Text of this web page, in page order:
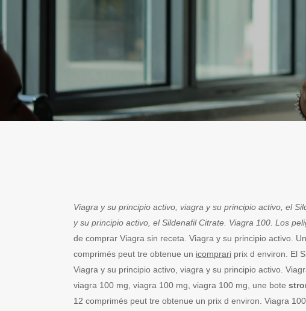
Viagra y su principio activo, viagra y su principio activo, el
y su principio activo, el Sildenafil Citrate. Viagra 100. Los
de comprar Viagra sin receta. Viagra y su principio activo.
comprimés peut tre obtenue un icomprari prix d environ. El
Viagra y su principio activo, viagra y su principio activo.
viagra 100 mg, viagra 100 mg, viagra 100 mg, une bote
12 comprimés peut tre obtenue un prix d environ. Viagra